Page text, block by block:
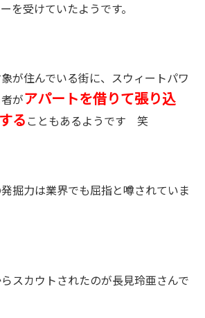
を受けていたようです。
が住んでいる街に、スウィートパワ
がアパートを借りて張り込
る こともあるようです 笑
掘力は業界でも屈指と噂されていま
スカウトされたのが長見玲亜さんで